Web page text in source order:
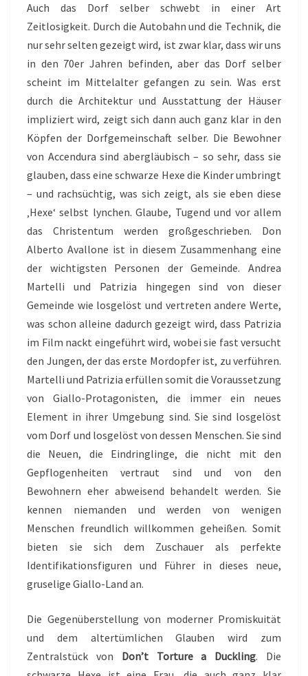
Auch das Dorf selber schwebt in einer Art
Zeitlosigkeit. Durch die Autobahn und die Technik, die
nur sehr selten gezeigt wird, ist zwar klar, dass wir uns
in den 70er Jahren befinden, aber das Dorf selber
scheint im Mittelalter gefangen zu sein. Was erst
durch die Architektur und Ausstattung der Häuser
impliziert wird, zeigt sich dann auch ganz klar in den
Köpfen der Dorfgemeinschaft selber. Die Bewohner
von Accendura sind abergläubisch – so sehr, dass sie
glauben, dass eine schwarze Hexe die Kinder umbringt
– und rachsüchtig, was sich zeigt, als sie eben diese
‚Hexe‘ selbst lynchen. Glaube, Tugend und vor allem
das Christentum werden großgeschrieben. Don
Alberto Avallone ist in diesem Zusammenhang eine
der wichtigsten Personen der Gemeinde. Andrea
Martelli und Patrizia hingegen sind von dieser
Gemeinde wie losgelöst und vertreten andere Werte,
was schon alleine dadurch gezeigt wird, dass Patrizia
im Film nackt eingeführt wird, wobei sie fast versucht
den Jungen, der das erste Mordopfer ist, zu verführen.
Martelli und Patrizia erfüllen somit die Voraussetzung
von Giallo-Protagonisten, die immer ein neues
Element in ihrer Umgebung sind. Sie sind losgelöst
vom Dorf und losgelöst von dessen Menschen. Sie sind
die Neuen, die Eindringlinge, die nicht mit den
Gepflogenheiten vertraut sind und von den
Bewohnern eher abweisend behandelt werden. Sie
kennen niemanden und werden von wenigen
Menschen freundlich willkommen geheißen. Somit
bieten sie sich dem Zuschauer als perfekte
Identifikationsfiguren und Führer in dieses neue,
gruselige Giallo-Land an.
Die Gegenüberstellung von moderner Promiskuität
und dem altertümlichen Glauben wird zum
Zentralstück von Don’t Torture a Duckling. Die